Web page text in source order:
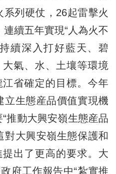
列硬仗，26起雷擊火
續五年實現“人為火不
續深入打好藍天、碧
氣、水、土壤等環境
省確定的目標。今年
立生態産品價值實現機
推動大興安嶺生態産品
對大興安嶺生態保護和
出了更高的要求。大
府工作報告中“紮實推